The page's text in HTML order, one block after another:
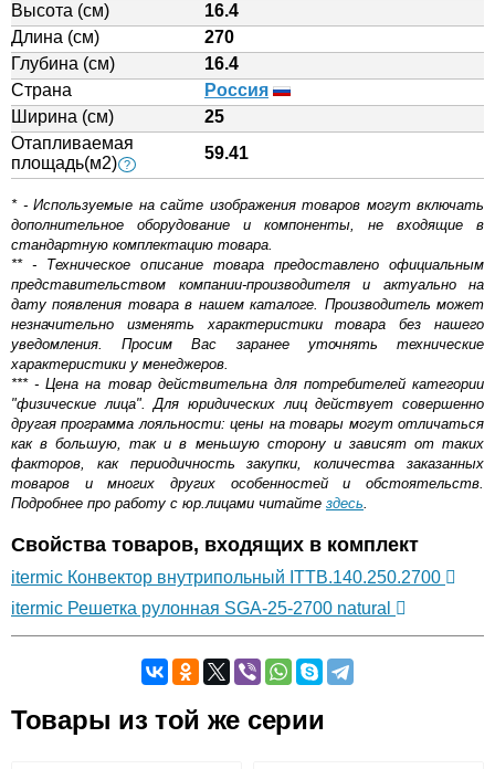
Высота (см)
16.4
Длина (см)
270
Глубина (см)
16.4
Страна
Россия
Ширина (см)
25
Отапливаемая
площадь(м2) ?
59.41
* - Используемые на сайте изображения товаров могут включать
дополнительное оборудование и компоненты, не входящие в
стандартную комплектацию товара.
** - Техническое описание товара предоставлено официальным
представительством компании-производителя и актуально на
дату появления товара в нашем каталоге. Производитель может
незначительно изменять характеристики товара без нашего
уведомления. Просим Вас заранее уточнять технические
характеристики у менеджеров.
*** - Цена на товар действительна для потребителей категории
"физические лица". Для юридических лиц действует совершенно
другая программа лояльности: цены на товары могут отличаться
как в большую, так и в меньшую сторону и зависят от таких
факторов, как периодичность закупки, количества заказанных
товаров и многих других особенностей и обстоятельств.
Подробнее про работу с юр.лицами читайте здесь.
Свойства товаров, входящих в комплект
itermic Конвектор внутрипольный ITTB.140.250.2700
itermic Решетка рулонная SGA-25-2700 natural
Оставьте отзыв
Товары из той же серии